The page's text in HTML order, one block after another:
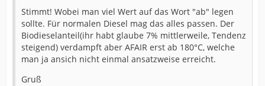
Stimmt! Wobei man viel Wert auf das Wort "ab" legen
sollte. Für normalen Diesel mag das alles passen. Der
Biodieselanteil(ihr habt glaube 7% mittlerweile, Tendenz
steigend) verdampft aber AFAIR erst ab 180°C, welche
man ja ansich nicht einmal ansatzweise erreicht.
Gruß